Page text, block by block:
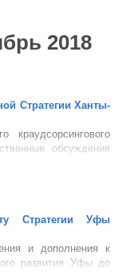
2018
Стратегии Ханты-
краудсорсингового
обсуждения
до 2030 года.
человек &ndas...
Стратегии Уфы
и дополнения к
развития Уфы до